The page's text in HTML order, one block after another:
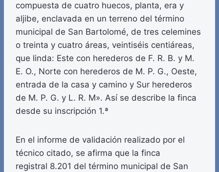
compuesta de cuatro huecos, planta, era y
aljibe, enclavada en un terreno del término
municipal de San Bartolomé, de tres celemines
o treinta y cuatro áreas, veintiséis centiáreas,
que linda: Este con herederos de F. R. B. y M.
E. O., Norte con herederos de M. P. G., Oeste,
entrada de la casa y camino y Sur herederos
de M. P. G. y L. R. M». Así se describe la finca
desde su inscripción 1.ª
En el informe de validación realizado por el
técnico citado, se afirma que la finca
registral 8.201 del término municipal de San